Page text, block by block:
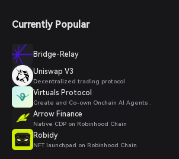
Currently Popular
Bridge-Relay
Uniswap V3
Decentralized trading protocol
Virtuals Protocol
Create and Co-own Onchain AI Agents .
Arrow Finance
Native CDP on Robinhood Chain
Robidy
NFT launchpad on Robinhood Chain